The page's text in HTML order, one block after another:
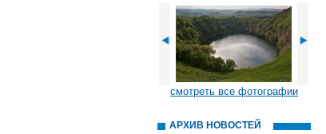
смотреть все фотографии
АРХИВ НОВОСТЕЙ